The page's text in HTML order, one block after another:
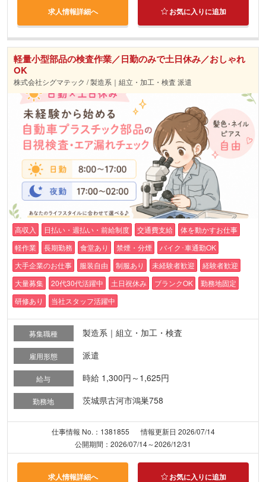
求人情報詳細へ お気に入りに追加
軽量小型部品の検査作業／日勤のみで土日休み／おしゃれ
OK
株式会社シグマテック / 製造系｜組立・加工・検査 派遣
高収入 日払い・週払い・前給制度 交通費支給
体を動かすお仕事
軽作業
長期勤務 食堂あり 禁煙・分煙
バイク･車通勤OK
大手企業のお仕事
服装自由 制服あり 未経験者歓迎
経験者歓迎
大量募集
20代30代活躍中 土日祝休み ブランクOK
勤務地固定
研修あり
当社スタッフ活躍中
募集職種 製造系｜組立・加工・検査
雇用形態 派遣
給与 時給 1,300円～1,625円
勤務地 茨城県古河市鴻巣758
仕事情報 No.：1381855
情報更新日 2026/07/14
公開期間：2026/07/14～2026/12/31
求人情報詳細へ お気に入りに追加